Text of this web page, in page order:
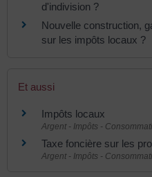
d'indivision ?
Nouvelle construction,
sur les impôts locaux ?
Et aussi
Impôts locaux
Argent - Impôts -
Taxe foncière sur les
Argent - Impôts -